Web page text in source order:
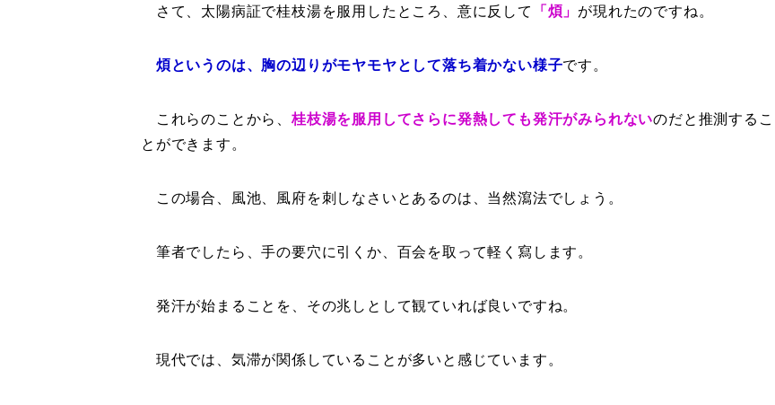
さて、太陽病証で桂枝湯を服用したところ、意に反して 「煩」 が現れたのですね。
煩というのは、胸の辺りがモヤモヤとして落ち着かない様子です。
これらのことから、 桂枝湯を服用してさらに発熱しても発汗がみられないのだと推測するこ
とができます。
この場合、風池、風府を刺しなさいとあるのは、当然瀉法でしょう。
筆者でしたら、手の要穴に引くか、百会を取って軽く寫します。
発汗が始まることを、その兆しとして観ていれば良いですね。
現代では、気滞が関係していることが多いと感じています。